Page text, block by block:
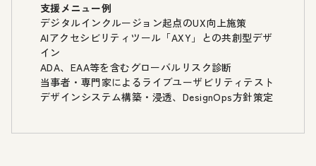
支援メニュー例
デジタルインクルージョン起点のUX向上施策
AIアクセシビリティツール「AXY」との共創型デザ
イン
ADA、EAA等を含むグローバルリスク診断
当事者・専門家によるライブユーザビリティテスト
デザインシステム構築・浸透、DesignOps方針策定